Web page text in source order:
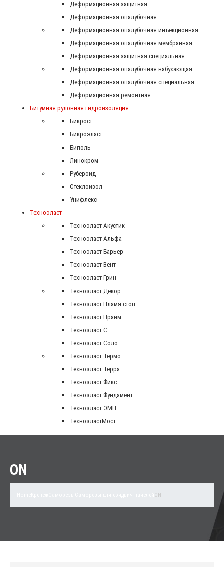
Деформационная защитная
Деформационная опалубочная
Деформационная опалубочная инъекционная
Деформационная опалубочная мембранная
Деформационная защитная специальная
Деформационная опалубочная набухающая
Деформационная опалубочная специальная
Деформационная ремонтная
Битумная рулонная гидроизоляция
Бикрост
Бикроэласт
Биполь
Линокром
Рубероид
Стеклоизол
Унифлекс
Техноэласт
Техноэласт Акустик
Техноэласт Альфа
Техноэласт Барьер
Техноэласт Вент
Техноэласт Грин
Техноэласт Декор
Техноэласт Пламя стоп
Техноэласт Прайм
Техноэласт С
Техноэласт Соло
Техноэласт Термо
Техноэласт Терра
Техноэласт Фикс
Техноэласт Фундамент
Техноэласт ЭМП
ТехноэластМост
ON
ON